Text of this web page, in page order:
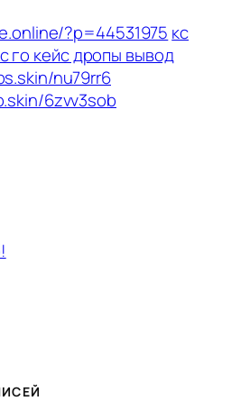
?p=44531975 кс
го кейс дропы вывод
nu79rr6
6zvv3sob